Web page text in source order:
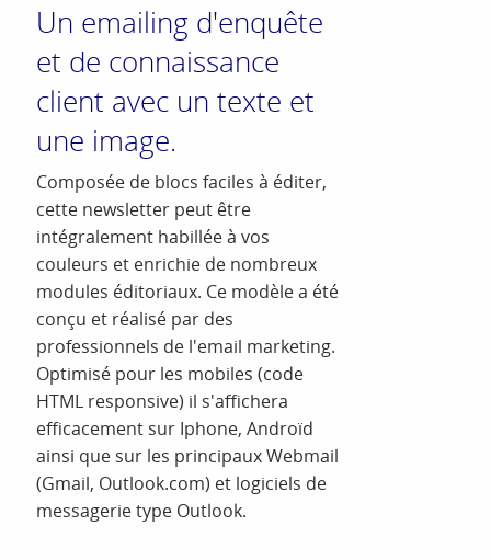
Un emailing d'enquête
et de connaissance
client avec un texte et
une image.
Composée de blocs faciles à éditer,
cette newsletter peut être
intégralement habillée à vos
couleurs et enrichie de nombreux
modules éditoriaux. Ce modèle a été
conçu et réalisé par des
professionnels de l'email marketing.
Optimisé pour les mobiles (code
HTML responsive) il s'affichera
efficacement sur Iphone, Androïd
ainsi que sur les principaux Webmail
(Gmail, Outlook.com) et logiciels de
messagerie type Outlook.